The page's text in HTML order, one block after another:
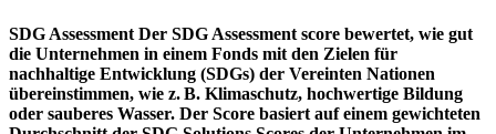
SDG Assessment Der SDG Assessment score bewertet, wie gut
die Unternehmen in einem Fonds mit den Zielen für
nachhaltige Entwicklung (SDGs) der Vereinten Nationen
übereinstimmen, wie z. B. Klimaschutz, hochwertige Bildung
oder sauberes Wasser. Der Score basiert auf einem gewichteten